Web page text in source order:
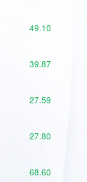
49.10
39.87
27.59
27.80
68.60